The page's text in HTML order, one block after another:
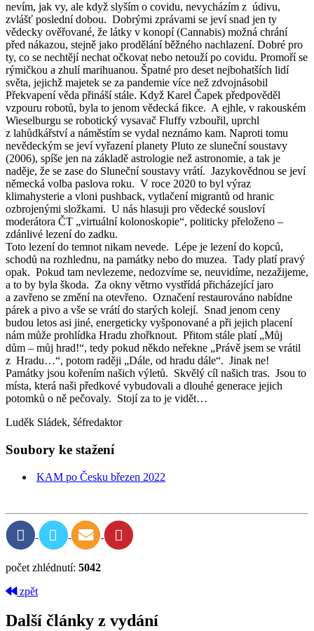
nevím, jak vy, ale když slyším o covidu, nevycházím z údivu,
zvlášť poslední dobou. Dobrými zprávami se jeví snad jen ty
vědecky ověřované, že látky v konopí (Cannabis) možná chrání
před nákazou, stejně jako prodělání běžného nachlazení. Dobré pro
ty, co se nechtějí nechat očkovat nebo netouží po covidu. Promoří se
rýmičkou a zhulí marihuanou. Špatné pro deset nejbohatších lidí
světa, jejichž majetek se za pandemie více než zdvojnásobil
Překvapení věda přináší stále. Když Karel Čapek předpověděl
vzpouru robotů, byla to jenom vědecká fikce. A ejhle, v rakouském
Wieselburgu se robotický vysavač Fluffy vzbouřil, uprchl
z lahůdkářství a náměstím se vydal neznámo kam. Naproti tomu
nevědeckým se jeví vyřazení planety Pluto ze sluneční soustavy
(2006), spíše jen na základě astrologie než astronomie, a tak je
naděje, že se zase do Sluneční soustavy vrátí. Jazykovědnou se jeví
německá volba paslova roku. V roce 2020 to byl výraz
klimahysterie a vloni pushback, vytlačení migrantů od hranic
ozbrojenými složkami. U nás hlasuji pro vědecké sousloví
moderátora ČT „virtuální kolonoskopie“, politicky přeloženo –
zdánlivé lezení do zadku.
Toto lezení do temnot nikam nevede. Lépe je lezení do kopců,
schodů na rozhlednu, na památky nebo do muzea. Tady platí pravý
opak. Pokud tam nevlezeme, nedozvíme se, neuvidíme, nezažijeme,
a to by byla škoda. Za okny větrno vystřídá přicházející jaro
a zavřeno se změní na otevřeno. Označení restaurováno nabídne
párek a pivo a vše se vrátí do starých kolejí. Snad jenom ceny
budou letos asi jiné, energeticky vyšponované a při jejich placení
nám může prohlídka Hradu zhořknout. Přitom stále platí „Můj
dům – můj hrad!“, tedy pokud někdo neřekne „Právě jsem se vrátil
z Hradu…“, potom raději „Dále, od hradu dále“. Jinak ne!
Památky jsou kořením našich výletů. Skvělý cíl našich tras. Jsou to
místa, která naši předkové vybudovali a dlouhé generace jejich
potomků o ně pečovaly. Stojí za to je vidět…
Luděk Sládek, šéfredaktor
Soubory ke stažení
KAM po Česku březen 2022
počet zhlédnutí: 5042
zpět
Další články z vydání